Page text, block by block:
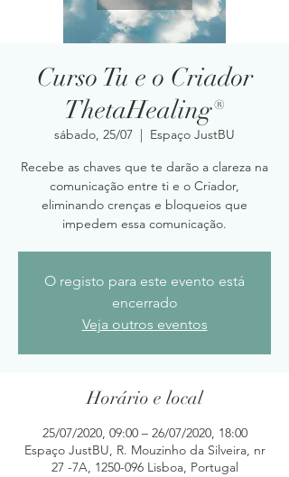
Curso Tu e o Criador
ThetaHealing®
sábado, 25/07
  |
Espaço JustBU
Recebe as chaves que te darão a clareza na
comunicação entre ti e o Criador,
eliminando crenças e bloqueios que
impedem essa comunicação.
O registo para este evento está
encerrado
Veja outros eventos
Horário e local
25/07/2020, 09:00 – 26/07/2020, 18:00
Espaço JustBU, R. Mouzinho da Silveira, nr
27 -7A, 1250-096 Lisboa, Portugal